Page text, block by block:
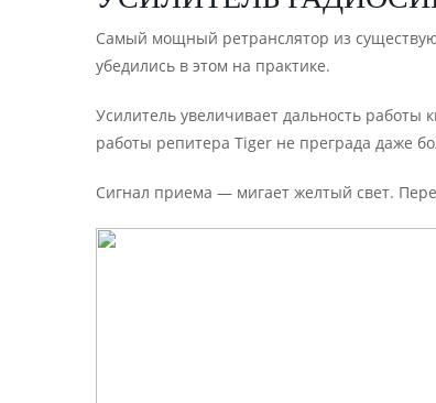
Самый мощный ретранслятор из
убедились в этом на практике.
Усилитель увеличивает дальность работы
работы репитера Tiger не преграда даже
Сигнал приема — мигает желтый свет.